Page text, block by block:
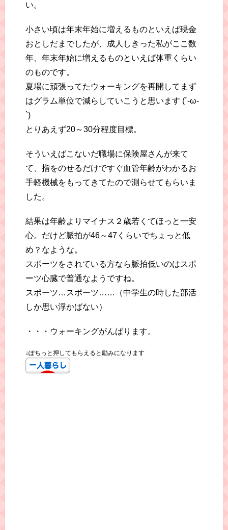
い。
小さい頃は年末年始に増えるものといえば現金
おとしだまでしたが、成人しきった私がここ数
年、年末年始に増えるものといえば体重くらい
のものです。
夏場に頑張ってたウォーキングを再開してまず
はグラム単位で減らしていこうと思います (´-ω-
`)
とりあえず20～30分程度目標。
そういえばこないだ職場に保険屋さんが来て
て、指をのせるだけですぐ血管年齢がわかるお
手軽機械をもってきてたので測らせてもらいま
した。
結果は年齢よりマイナス２歳若くてほっと一安
心。だけど脈拍が46～47くらいでちょっと低
め？なような。
スポーツをされている方なら脈拍低いのはスポ
ーツ心臓で普通なようですね。
スポーツ…スポーツ……（中学生の時した部活
しか思い浮かばない）
・・・ウォーキングがんばります。
↓ぽちっと押してもらえると励みになります